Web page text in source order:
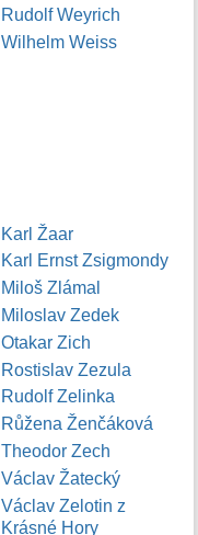
Rudolf Weyrich
Wilhelm Weiss
Karl Žaar
Karl Ernst Zsigmondy
Miloš Zlámal
Miloslav Zedek
Otakar Zich
Rostislav Zezula
Rudolf Zelinka
Růžena Ženčáková
Theodor Zech
Václav Žatecký
Václav Zelotin z
Krásné Hory